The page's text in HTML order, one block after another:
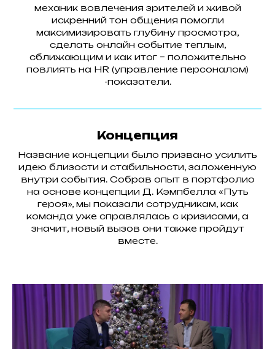
механик вовлечения зрителей и живой
искренний тон общения помогли
максимизировать глубину просмотра,
сделать онлайн событие теплым,
сближающим и как итог – положительно
повлиять на HR (управление персоналом)
-показатели.
Концепция
Название концепции было призвано усилить
идею близости и стабильности, заложенную
внутри события. Собрав опыт в портфолио
на основе концепции Д. Кэмпбелла «Путь
героя», мы показали сотрудникам, как
команда уже справлялась с кризисами, а
значит, новый вызов они также пройдут
вместе.